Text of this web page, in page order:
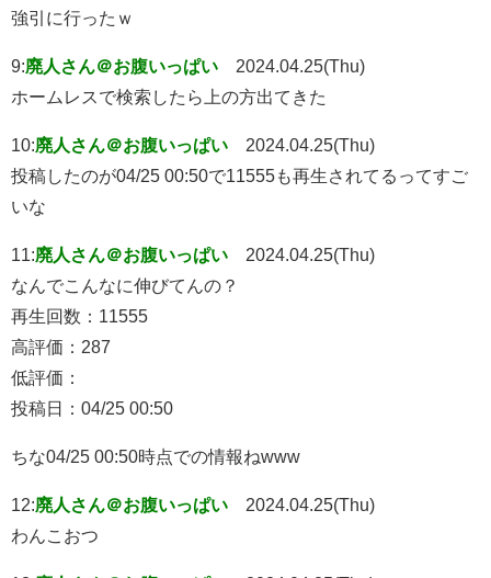
強引に行ったｗ
9:廃人さん＠お腹いっぱい
2024.04.25(Thu)
ホームレスで検索したら上の方出てきた
10:廃人さん＠お腹いっぱい
2024.04.25(Thu)
投稿したのが04/25 00:50で11555も再生されてるってすご
いな
11:廃人さん＠お腹いっぱい
2024.04.25(Thu)
なんでこんなに伸びてんの？
再生回数：11555
高評価：287
低評価：
投稿日：04/25 00:50
ちな04/25 00:50時点での情報ねwww
12:廃人さん＠お腹いっぱい
2024.04.25(Thu)
わんこおつ